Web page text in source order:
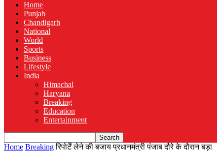
Home
Punjab
Chandigarh
National
World
Sports
Business
Lifestyle
India
Himachal
Haryana
Breaking
Education
Entertainment
Home Breaking रिपोर्टें लेने की बजाय प्रधानमंत्री पंजाब दौरे के दौरान बड़ा